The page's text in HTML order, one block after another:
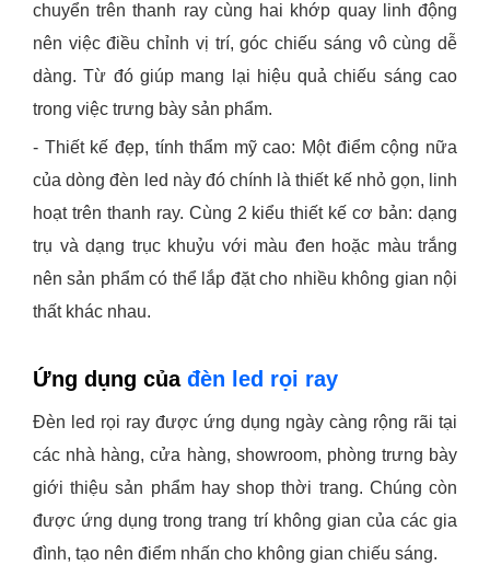
chuyển trên thanh ray cùng hai khớp quay linh động
nên việc điều chỉnh vị trí, góc chiếu sáng vô cùng dễ
dàng. Từ đó giúp mang lại hiệu quả chiếu sáng cao
trong việc trưng bày sản phẩm.
- Thiết kế đẹp, tính thẩm mỹ cao: Một điểm cộng nữa
của dòng đèn led này đó chính là thiết kế nhỏ gọn, linh
hoạt trên thanh ray. Cùng 2 kiểu thiết kế cơ bản: dạng
trụ và dạng trục khuỷu với màu đen hoặc màu trắng
nên sản phẩm có thể lắp đặt cho nhiều không gian nội
thất khác nhau.
Ứng dụng của đèn led rọi ray
Đèn led rọi ray được ứng dụng ngày càng rộng rãi tại
các nhà hàng, cửa hàng, showroom, phòng trưng bày
giới thiệu sản phẩm hay shop thời trang. Chúng còn
được ứng dụng trong trang trí không gian của các gia
đình, tạo nên điểm nhấn cho không gian chiếu sáng.